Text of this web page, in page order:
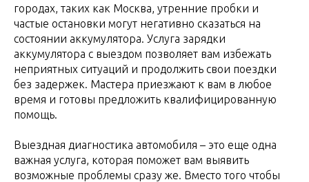
городах, таких как Москва, утренние пробки и
частые остановки могут негативно сказаться на
состоянии аккумулятора. Услуга зарядки
аккумулятора с выездом позволяет вам избежать
неприятных ситуаций и продолжить свои поездки
без задержек. Мастера приезжают к вам в любое
время и готовы предложить квалифицированную
помощь.
Выездная диагностика автомобиля – это еще одна
важная услуга, которая поможет вам выявить
возможные проблемы сразу же. Вместо того чтобы